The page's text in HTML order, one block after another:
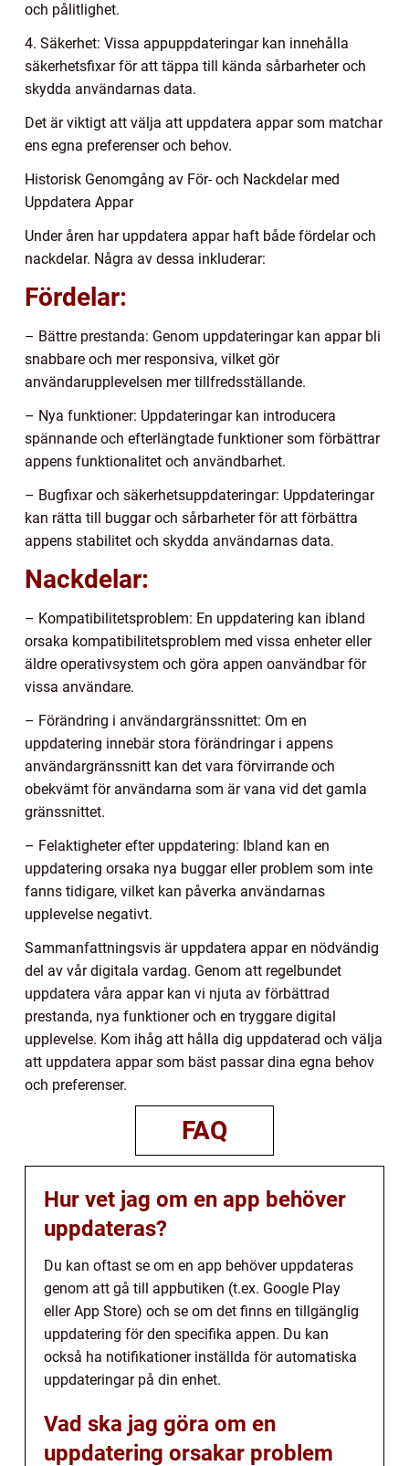
och pålitlighet.
4. Säkerhet: Vissa appuppdateringar kan innehålla
säkerhetsfixar för att täppa till kända sårbarheter och
skydda användarnas data.
Det är viktigt att välja att uppdatera appar som matchar
ens egna preferenser och behov.
Historisk Genomgång av För- och Nackdelar med
Uppdatera Appar
Under åren har uppdatera appar haft både fördelar och
nackdelar. Några av dessa inkluderar:
Fördelar:
– Bättre prestanda: Genom uppdateringar kan appar bli
snabbare och mer responsiva, vilket gör
användarupplevelsen mer tillfredsställande.
– Nya funktioner: Uppdateringar kan introducera
spännande och efterlängtade funktioner som förbättrar
appens funktionalitet och användbarhet.
– Bugfixar och säkerhetsuppdateringar: Uppdateringar
kan rätta till buggar och sårbarheter för att förbättra
appens stabilitet och skydda användarnas data.
Nackdelar:
– Kompatibilitetsproblem: En uppdatering kan ibland
orsaka kompatibilitetsproblem med vissa enheter eller
äldre operativsystem och göra appen oanvändbar för
vissa användare.
– Förändring i användargränssnittet: Om en
uppdatering innebär stora förändringar i appens
användargränssnitt kan det vara förvirrande och
obekvämt för användarna som är vana vid det gamla
gränssnittet.
– Felaktigheter efter uppdatering: Ibland kan en
uppdatering orsaka nya buggar eller problem som inte
fanns tidigare, vilket kan påverka användarnas
upplevelse negativt.
Sammanfattningsvis är uppdatera appar en nödvändig
del av vår digitala vardag. Genom att regelbundet
uppdatera våra appar kan vi njuta av förbättrad
prestanda, nya funktioner och en tryggare digital
upplevelse. Kom ihåg att hålla dig uppdaterad och välja
att uppdatera appar som bäst passar dina egna behov
och preferenser.
FAQ
Hur vet jag om en app behöver
uppdateras?
Du kan oftast se om en app behöver uppdateras
genom att gå till appbutiken (t.ex. Google Play
eller App Store) och se om det finns en tillgänglig
uppdatering för den specifika appen. Du kan
också ha notifikationer inställda för automatiska
uppdateringar på din enhet.
Vad ska jag göra om en
uppdatering orsakar problem